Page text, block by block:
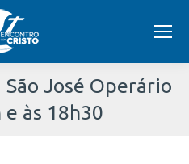
José Operário
às 18h30